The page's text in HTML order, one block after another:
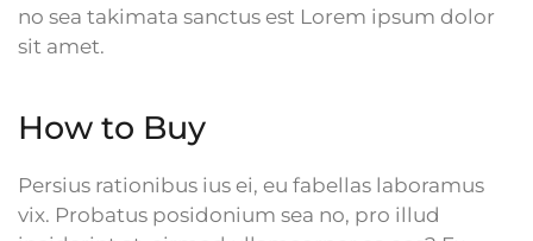
no sea takimata sanctus est Lorem ipsum dolor
sit amet.
How to Buy
Persius rationibus ius ei, eu fabellas laboramus
vix. Probatus posidonium sea no, pro illud